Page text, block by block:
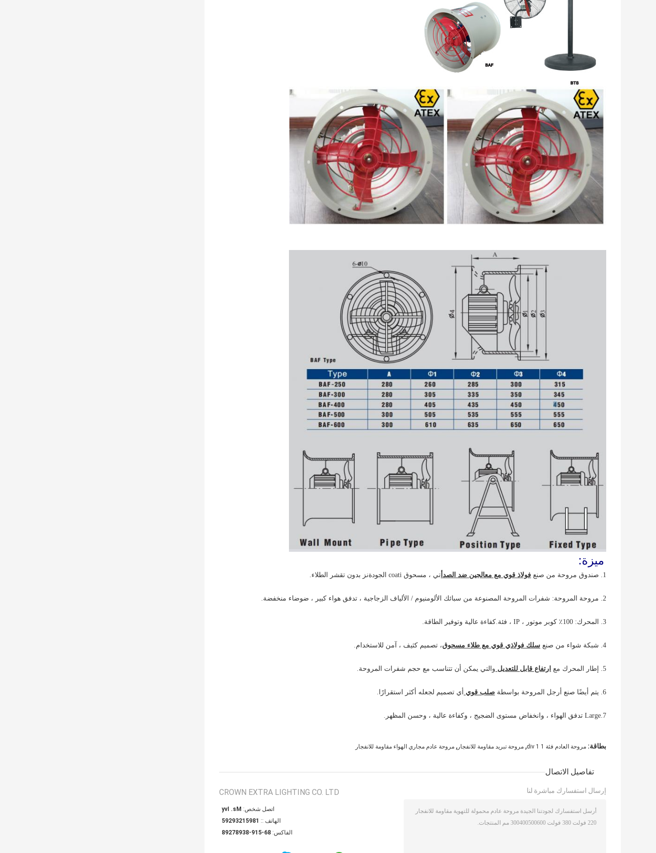
ميزة:
1. صندوق مروحة من صنع فولاذ قوي مع معالجين ضد الصدأ تي ، مسحوق coati الجودة نز بدون تقشر الطلاء.
2. مروحة المروحة: شفرات المروحة المصنوعة من سبائك الألومنيوم / الألياف الزجاجية ، تدفق هواء كبير ، ضوضاء منخفضة.
3. المحرك: 100٪ كوبر موتور ، IP ، فئة.كفاءة عالية وتوفير الطاقة.
4. شبكة شواء من صنع سلك فولاذي قوي مع طلاء مسحوق، تصميم كثيف ، آمن للاستخدام.
5. إطار المحرك مع ارتفاع قابل للتعديل والتي يمكن أن تتناسب مع حجم شفرات المروحة.
6. يتم أيضًا صنع أرجل المروحة بواسطة صلب قوي أي تصميم لجعله أكثر استقرارًا.
7.Large تدفق الهواء ، وانخفاض مستوى الضجيج ، وكفاءة عالية ، وحسن المظهر.
بطاقة: مروحة العادم فئة 1 div 1 , مروحة تبريد مقاومة للانفجار , مروحة عادم مجاري الهواء مقاومة للانفجار
تفاصيل الاتصال
CROWN EXTRA LIGHTING CO. LTD
اتصل شخص: Ms. Ivy
الهاتف :: 18951239295
الفاكس: 86-519-83987298
إرسال استفسارك مباشرة لنا